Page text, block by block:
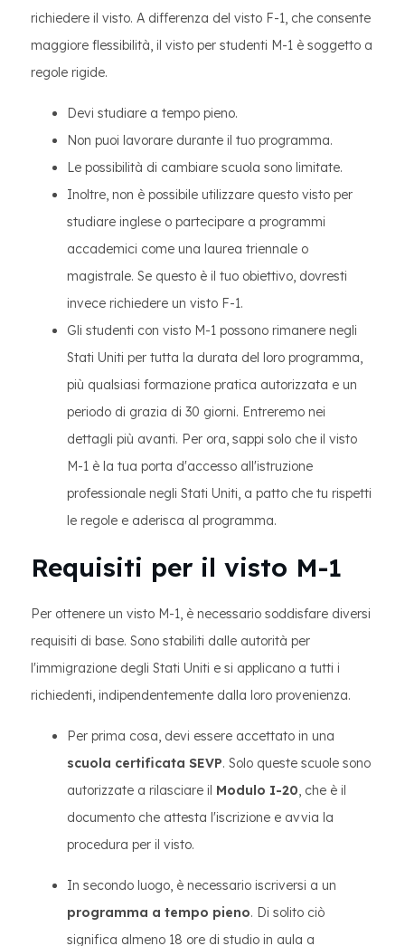
richiedere il visto. A differenza del visto F-1, che consente
maggiore flessibilità, il visto per studenti M-1 è soggetto a
regole rigide.
Devi studiare a tempo pieno.
Non puoi lavorare durante il tuo programma.
Le possibilità di cambiare scuola sono limitate.
Inoltre, non è possibile utilizzare questo visto per
studiare inglese o partecipare a programmi
accademici come una laurea triennale o
magistrale. Se questo è il tuo obiettivo, dovresti
invece richiedere un visto F-1.
Gli studenti con visto M-1 possono rimanere negli
Stati Uniti per tutta la durata del loro programma,
più qualsiasi formazione pratica autorizzata e un
periodo di grazia di 30 giorni. Entreremo nei
dettagli più avanti. Per ora, sappi solo che il visto
M-1 è la tua porta d'accesso all'istruzione
professionale negli Stati Uniti, a patto che tu rispetti
le regole e aderisca al programma.
Requisiti per il visto M-1
Per ottenere un visto M-1, è necessario soddisfare diversi
requisiti di base. Sono stabiliti dalle autorità per
l'immigrazione degli Stati Uniti e si applicano a tutti i
richiedenti, indipendentemente dalla loro provenienza.
Per prima cosa, devi essere accettato in una
scuola certificata SEVP. Solo queste scuole sono
autorizzate a rilasciare il Modulo I-20, che è il
documento che attesta l'iscrizione e avvia la
procedura per il visto.
In secondo luogo, è necessario iscriversi a un
programma a tempo pieno. Di solito ciò
significa almeno 18 ore di studio in aula a